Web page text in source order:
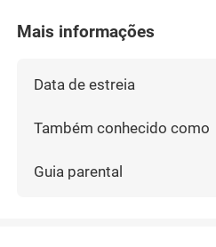
Mais informações
Data de estreia
Também conhecido como
Guia parental